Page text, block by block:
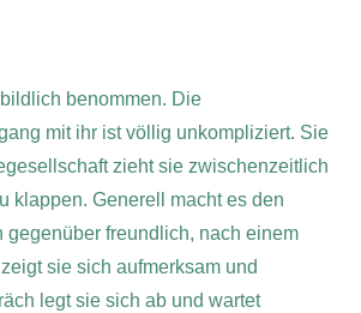
benommen. Die
mit ihr ist völlig unkompliziert. Sie
zieht sie zwischenzeitlich
klappen. Generell macht es den
freundlich, nach einem
sie sich aufmerksam und
legt sie sich ab und wartet